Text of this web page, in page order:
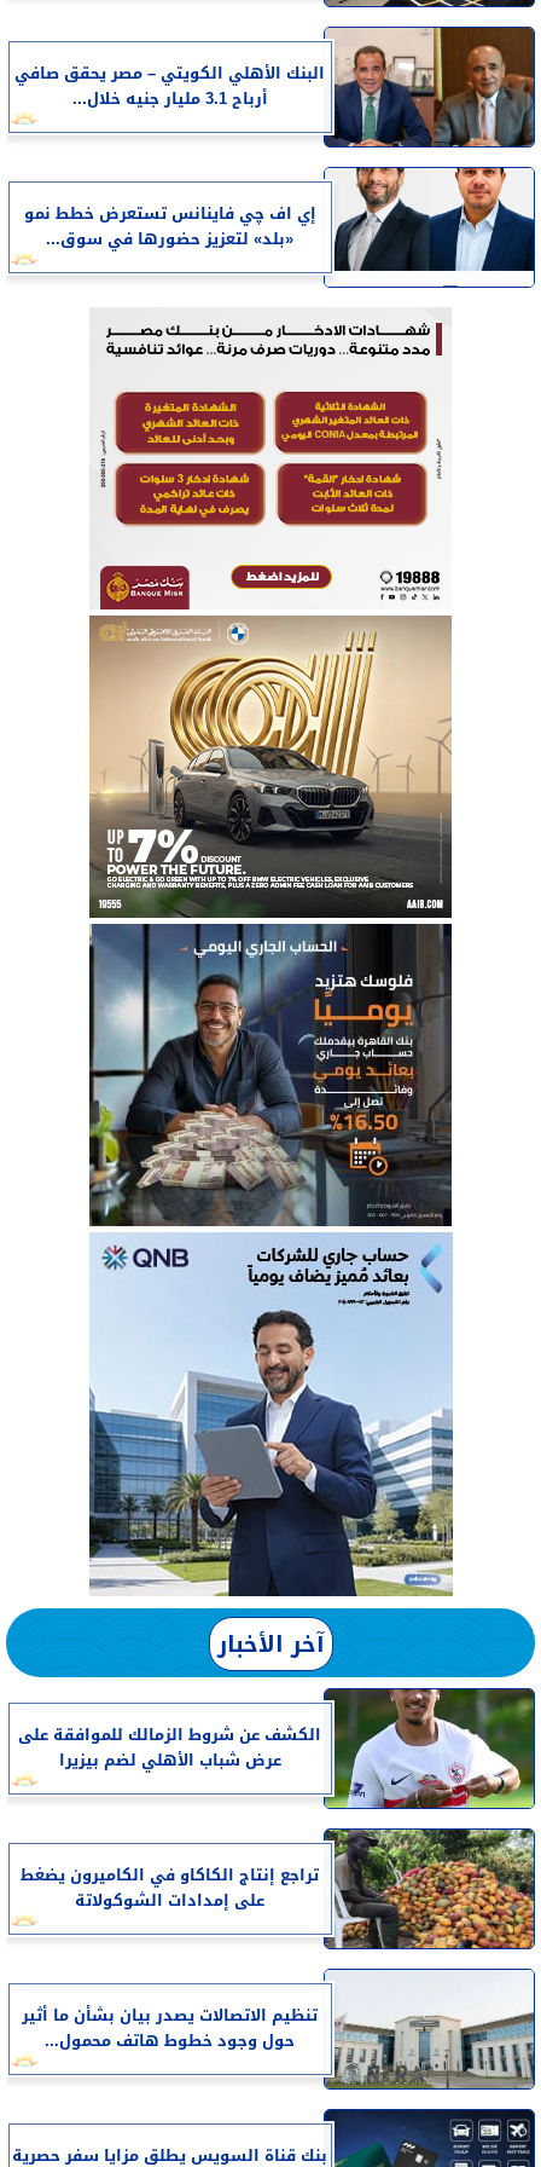
البنك الأهلي الكويتي – مصر يحقق صافي
أرباح 3.1 مليار جنيه خلال...
إي اف چي فاينانس تستعرض خطط نمو
«بلد» لتعزيز حضورها في سوق...
آخر الأخبار
الكشف عن شروط الزمالك للموافقة على
عرض شباب الأهلي لضم بيزيرا
تراجع إنتاج الكاكاو في الكاميرون يضغط
على إمدادات الشوكولاتة
تنظيم الاتصالات يصدر بيان بشأن ما أثير
حول وجود خطوط هاتف محمول...
بنك قناة السويس يطلق مزايا سفر حصرية